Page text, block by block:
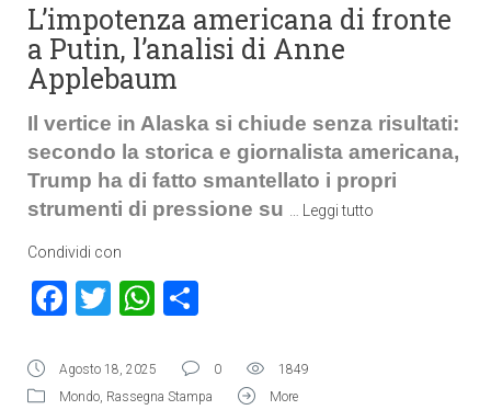
L’impotenza americana di fronte
a Putin, l’analisi di Anne
Applebaum
Il vertice in Alaska si chiude senza risultati:
secondo la storica e giornalista americana,
Trump ha di fatto smantellato i propri
strumenti di pressione su
Leggi tutto
Condividi con
Facebook
TwitterWhatsApp
Agosto 18, 2025 0
1849
Mondo, Rassegna Stampa More